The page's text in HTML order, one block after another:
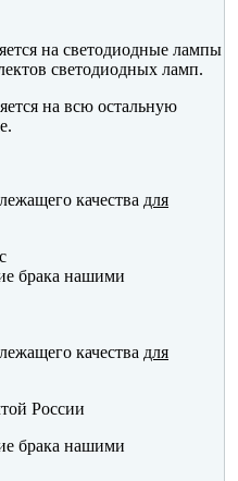
на светодиодные лампы
светодиодных ламп.
на всю остальную
качества для
брака нашими
качества для
России
брака нашими